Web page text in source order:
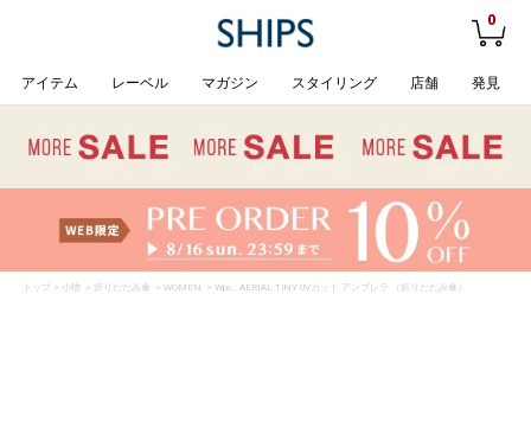
0
アイテム レーベル マガジン スタイリング 店舗 発見
トップ > 小物 > 折りたたみ傘 > WOMEN > Wpc.: AERIAL TINY UVカット アンブレラ （折りたたみ傘）